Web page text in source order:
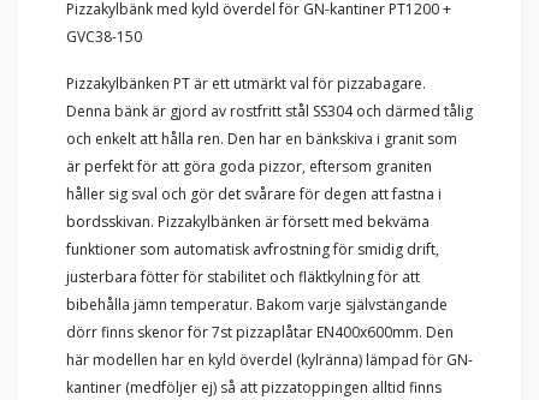
Pizzakylbänk med kyld överdel för GN-kantiner PT1200 +
GVC38-150
Pizzakylbänken PT är ett utmärkt val för pizzabagare.
Denna bänk är gjord av rostfritt stål SS304 och därmed tålig
och enkelt att hålla ren. Den har en bänkskiva i granit som
är perfekt för att göra goda pizzor, eftersom graniten
håller sig sval och gör det svårare för degen att fastna i
bordsskivan. Pizzakylbänken är försett med bekväma
funktioner som automatisk avfrostning för smidig drift,
justerbara fötter för stabilitet och fläktkylning för att
bibehålla jämn temperatur. Bakom varje självstängande
dörr finns skenor för 7st pizzaplåtar EN400x600mm. Den
här modellen har en kyld överdel (kylränna) lämpad för GN-
kantiner (medföljer ej) så att pizzatoppingen alltid finns